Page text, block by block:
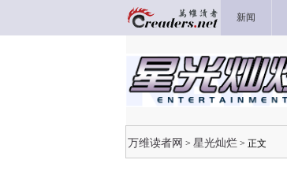
新闻
万维读者网 > 星光灿烂 > 正文